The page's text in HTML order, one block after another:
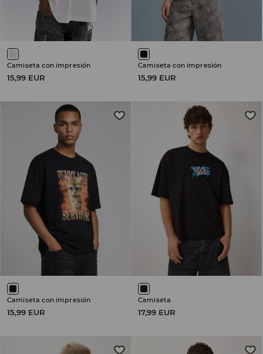
Camiseta con impresión
15,99 EUR
Camiseta con impresión
15,99 EUR
Camiseta con impresión
15,99 EUR
Camiseta
17,99 EUR